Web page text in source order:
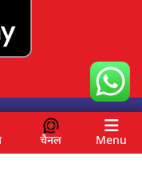
by Traffic
चैनल Menu